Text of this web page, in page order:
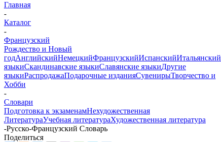
Главная
-
Каталог
-
Французский
Рождество и Новый
годАнглийскийНемецкийФранцузскийИспанскийИтальянский
языкиСкандинавские языкиСлавянские языкиДругие
языкиРаспродажаПодарочные изданияСувенирыТворчество и
Хобби
-
Словари
Подготовка к экзаменамНехудожественная
ЛитератураУчебная литератураХудожественная литература
-Русско-Французский Словарь
Поделиться